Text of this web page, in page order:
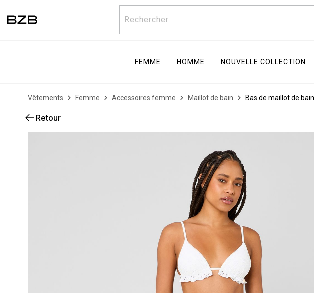
Rechercher
FEMME HOMME NOUVELLE COLLECTION
Vêtements Femme Accessoires femme Maillot de bain Bas de maillot de bain
Retour